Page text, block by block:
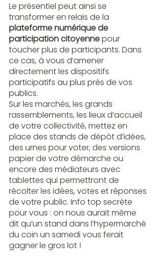
Le présentiel peut ainsi se
transformer en relais de la
plateforme numérique de
participation citoyenne pour
toucher plus de participants. Dans
ce cas, à vous d’amener
directement les dispositifs
participatifs au plus près de vos
publics.
Sur les marchés, les grands
rassemblements, les lieux d’accueil
de votre collectivité, mettez en
place des stands de dépôt d’idées,
des urnes pour voter, des versions
papier de votre démarche ou
encore des médiateurs avec
tablettes qui permettront de
récolter les idées, votes et réponses
de votre public. Info top secrète
pour vous : on nous aurait même
dit qu’un stand dans l’hypermarché
du coin un samedi vous ferait
gagner le gros lot !